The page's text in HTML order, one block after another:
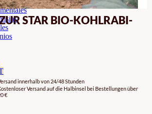
STAR BIO-KOHLRABI-
innerhalb von 24/48 Stunden
Versand auf die Halbinsel bei Bestellungen über
€